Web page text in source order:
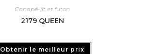
Canapé-lit et futon
2179 QUEEN
Obtenir le meilleur prix